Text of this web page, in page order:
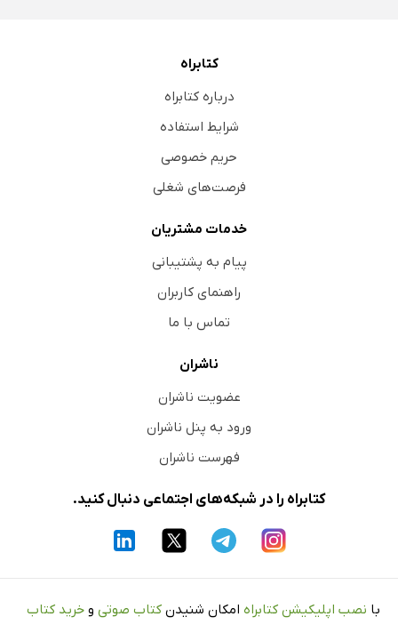
کتابراه
درباره کتابراه
شرایط استفاده
حریم خصوصی
فرصت‌های شغلی
خدمات مشتریان
پیام به پشتیبانی
راهنمای کاربران
تماس با ما
ناشران
عضویت ناشران
ورود به پنل ناشران
فهرست ناشران
کتابراه را در شبکه‌های اجتماعی دنبال کنید.
با نصب اپلیکیشن کتابراه امکان شنیدن کتاب صوتی و خرید کتاب